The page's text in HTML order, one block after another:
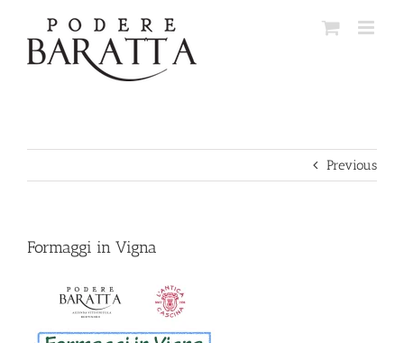
content
Previous
Formaggi in Vigna